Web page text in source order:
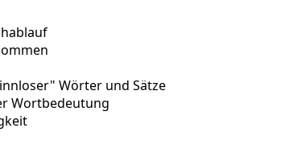
Wörter und Sätze
Wortbedeutung